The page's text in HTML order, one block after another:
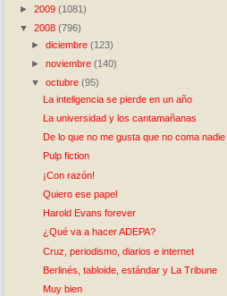
► 2009 (1081)
▼ 2008 (796)
►diciembre(123)
►noviembre(140)
▼octubre(95)
La inteligencia se pierde en un año
La universidad y los cantamañanas
De lo que no me gusta que no coma nadie
Pulp fiction
¡Con razón!
Quiero ese papel
Harold Evans forever
¿Qué va a hacer ADEPA?
Cruz, periodismo, diarios e internet
Berlinés, tabloide, estándar y La Tribune
Muy bien